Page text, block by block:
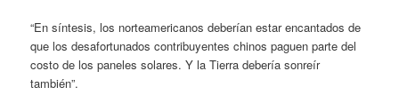
“En síntesis, los norteamericanos deberían estar encantados de
que los desafortunados contribuyentes chinos paguen parte del
costo de los paneles solares. Y la Tierra debería sonreír
también”.